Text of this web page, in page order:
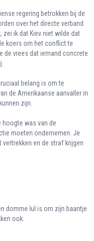
regering betrokken bij de
over het directe verband
zei ik dat Kiev niet wilde dat
koers om het conflict te
de vrees dat iemand concrete
belang is om te
de Amerikaanse aanvaller in
zijn.
hoogte was van de
moeten ondernemen. Je
en de straf krijgen
domme lul is om zijn baantje
ook.